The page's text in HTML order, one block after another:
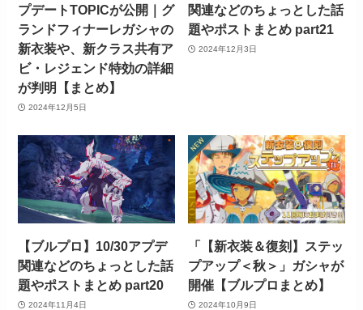
プデートTOPICが公開｜グ
ランドフィナーレガシャの
新衣装や、新クラス共有ア
ビ・レジェンド特効の詳細
が判明【まとめ】
2024年12月5日
関連などのちょっとした話
題やポストまとめ part21
2024年12月3日
【ブルプロ】10/30アプデ
関連などのちょっとした話
題やポストまとめ part20
2024年11月4日
「【新衣装＆復刻】ステッ
プアップ＜秋＞」ガシャが
開催【ブルプロまとめ】
2024年10月9日